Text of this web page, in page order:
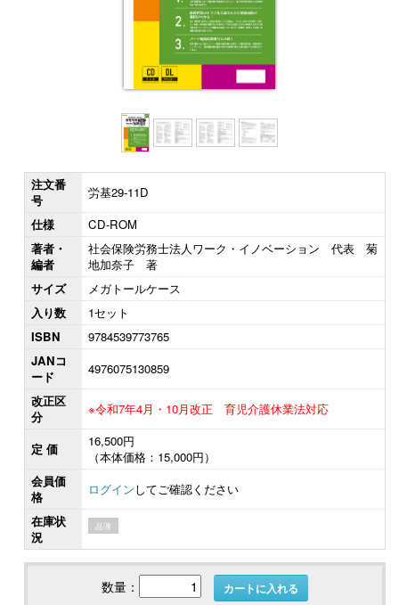
注文番
号
労基29-11D
仕様
CD-ROM
著者・
編者
社会保険労務士法人ワーク・イノベーション 代表 菊
地加奈子 著
サイズ
メガトールケース
入り数
1セット
ISBN
9784539773765
JANコ
ード
4976075130859
改正区
分
※令和7年4月・10月改正 育児介護休業法対応
定 価
16,500円
（本体価格：15,000円）
会員価
格
ログインしてご確認ください
在庫状
況
品薄
数量： カートに入れる